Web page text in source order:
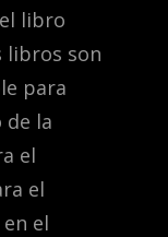
libro
libros son
para
la
el
el
el